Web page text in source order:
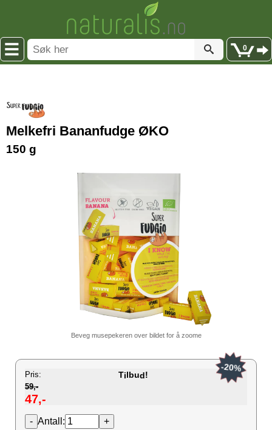
0
Melkefri Bananfudge ØKO
150 g
Beveg musepekeren over bildet for å zoome
Pris: Tilbud!
59,-
47,-
-20%
Antall: